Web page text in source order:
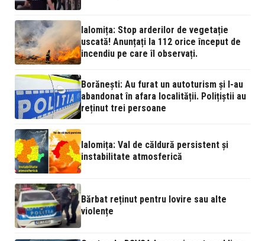
Ialomița: Stop arderilor de vegetație
uscată! Anunțați la 112 orice început de
incendiu pe care îl observați.
Borănești: Au furat un autoturism și l-au
abandonat în afara localității. Polițiștii au
reținut trei persoane
Ialomița: Val de căldură persistent și
instabilitate atmosferică
Bărbat reținut pentru lovire sau alte
violențe